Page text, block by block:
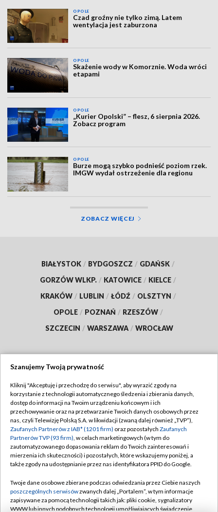
OPOLE
Czad groźny nie tylko zimą. Latem
wentylacja jest zaburzona
OPOLE
Skażenie wody w Komorznie. Woda wróci
etapami
OPOLE
„Kurier Opolski” – flesz, 6 sierpnia 2026.
Zobacz program
OPOLE
Burze mogą szybko podnieść poziom rzek.
IMGW wydał ostrzeżenie dla regionu
ZOBACZ WIĘCEJ
BIAŁYSTOK / BYDGOSZCZ / GDAŃSK /
GORZÓW WLKP. / KATOWICE / KIELCE /
KRAKÓW / LUBLIN / ŁÓDŹ / OLSZTYN /
OPOLE / POZNAŃ / RZESZÓW /
SZCZECIN / WARSZAWA / WROCŁAW
TVP
Abonament TVP
Emisja w TVP
Centrum informacji TVP
Naziemna Telewizja Cyfrowa
Rada Programowa
System NOS
Regulamin TVP
Polityka prywatności
Moje zgody
Pomoc
Kontakt
Szanujemy Twoją prywatność
Kliknij "Akceptuję i przechodzę do serwisu", aby wyrazić zgody na
korzystanie z technologii automatycznego śledzenia i zbierania danych,
dostęp do informacji na Twoim urządzeniu końcowym i ich
przechowywanie oraz na przetwarzanie Twoich danych osobowych przez
nas, czyli Telewizję Polską S.A. w likwidacji (zwaną dalej również „TVP”),
Zaufanych Partnerów z IAB* (1201 firm) oraz pozostałych Zaufanych
Partnerów TVP (93 firm), w celach marketingowych (w tym do
zautomatyzowanego dopasowania reklam do Twoich zainteresowań i
mierzenia ich skuteczności) i pozostałych, które wskazujemy poniżej, a
także zgody na udostępnianie przez nas identyfikatora PPID do Google.
Twoje dane osobowe zbierane podczas odwiedzania przez Ciebie naszych
poszczególnych serwisówzwanych dalej „Portalem”, w tym informacje
zapisywane za pomocą technologii takich jak: pliki cookie, sygnalizatory
WWW lub innych podobnych technologii umożliwiających świadczenie